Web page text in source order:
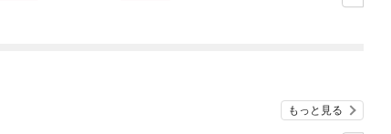
もっと見る